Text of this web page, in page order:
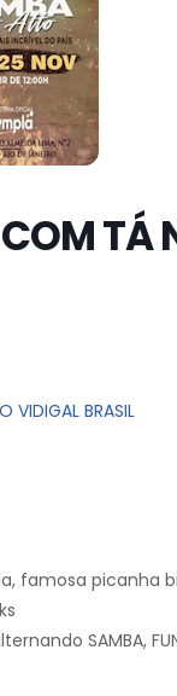
TÁ
VIDIGAL BRASIL
famosa picanha
SAMBA,